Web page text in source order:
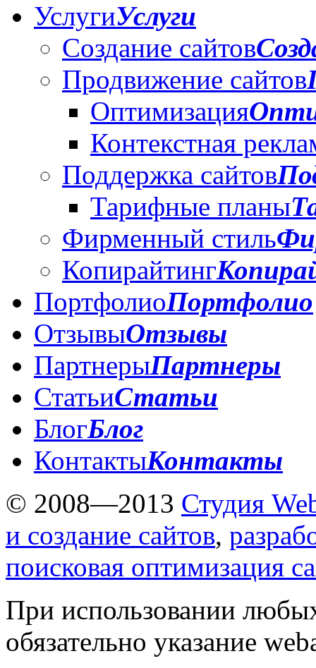
УслугиУслуги
Создание сайтов
Продвижение сайтов
Оптимизация
Контекстная
Поддержка сайтов
Тарифные планы
Фирменный стиль
Копирайтинг
ПортфолиоПортфолио
ОтзывыОтзывы
ПартнерыПартнеры
СтатьиСтатьи
БлогБлог
КонтактыКонтакты
© 2008—2013 Студия
и создание сайтов,
поисковая оптимизация
При использовании
обязательно указание